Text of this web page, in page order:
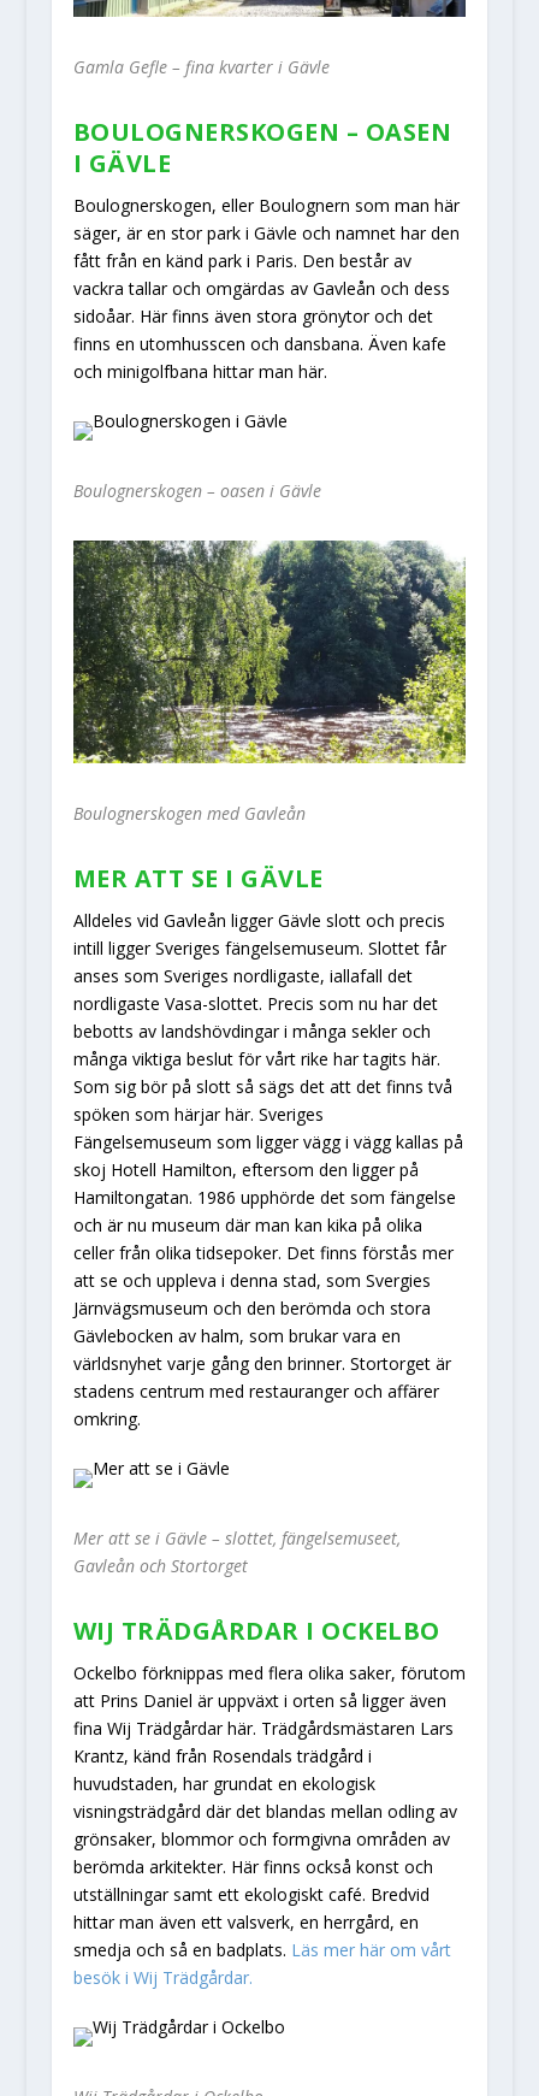
Gamla Gefle – fina kvarter i Gävle
BOULOGNERSKOGEN – OASEN
I GÄVLE
Boulognerskogen, eller Boulognern som man här
säger, är en stor park i Gävle och namnet har den
fått från en känd park i Paris. Den består av
vackra tallar och omgärdas av Gavleån och dess
sidoåar. Här finns även stora grönytor och det
finns en utomhusscen och dansbana. Även kafe
och minigolfbana hittar man här.
Boulognerskogen – oasen i Gävle
Boulognerskogen med Gavleån
MER ATT SE I GÄVLE
Alldeles vid Gavleån ligger Gävle slott och precis
intill ligger Sveriges fängelsemuseum. Slottet får
anses som Sveriges nordligaste, iallafall det
nordligaste Vasa-slottet. Precis som nu har det
bebotts av landshövdingar i många sekler och
många viktiga beslut för vårt rike har tagits här.
Som sig bör på slott så sägs det att det finns två
spöken som härjar här. Sveriges
Fängelsemuseum som ligger vägg i vägg kallas på
skoj Hotell Hamilton, eftersom den ligger på
Hamiltongatan. 1986 upphörde det som fängelse
och är nu museum där man kan kika på olika
celler från olika tidsepoker. Det finns förstås mer
att se och uppleva i denna stad, som Svergies
Järnvägsmuseum och den berömda och stora
Gävlebocken av halm, som brukar vara en
världsnyhet varje gång den brinner. Stortorget är
stadens centrum med restauranger och affärer
omkring.
Mer att se i Gävle – slottet, fängelsemuseet,
Gavleån och Stortorget
WIJ TRÄDGÅRDAR I OCKELBO
Ockelbo förknippas med flera olika saker, förutom
att Prins Daniel är uppväxt i orten så ligger även
fina Wij Trädgårdar här. Trädgårdsmästaren Lars
Krantz, känd från Rosendals trädgård i
huvudstaden, har grundat en ekologisk
visningsträdgård där det blandas mellan odling av
grönsaker, blommor och formgivna områden av
berömda arkitekter. Här finns också konst och
utställningar samt ett ekologiskt café. Bredvid
hittar man även ett valsverk, en herrgård, en
smedja och så en badplats. Läs mer här om vårt
besök i Wij Trädgårdar.